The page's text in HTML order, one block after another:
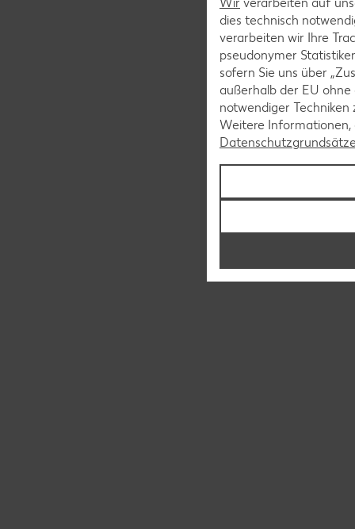
dies technisch
verarbeiten wir Ihre
pseudonymer
sofern Sie uns über
außerhalb der EU ohne
notwendiger Techniken
Weitere Informationen,